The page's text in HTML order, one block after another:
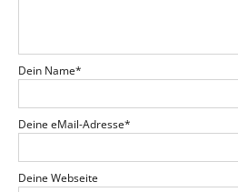
Dein Name*
Deine eMail-Adresse*
Deine Webseite